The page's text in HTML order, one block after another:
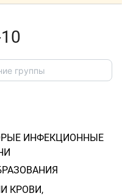
ИНФЕКЦИОННЫЕ
КРОВИ,